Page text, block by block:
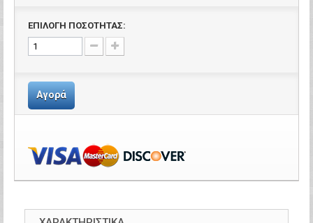
ΕΠΙΛΟΓΗ ΠΟΣΟΤΗΤΑΣ:
Αγορά